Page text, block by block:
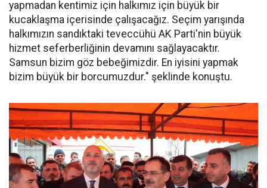
yapmadan kentimiz için halkımız için büyük bir
kucaklaşma içerisinde çalışacağız. Seçim yarışında
halkımızın sandıktaki teveccühü AK Parti'nin büyük
hizmet seferberliğinin devamını sağlayacaktır.
Samsun bizim göz bebeğimizdir. En iyisini yapmak
bizim büyük bir borcumuzdur." şeklinde konuştu.